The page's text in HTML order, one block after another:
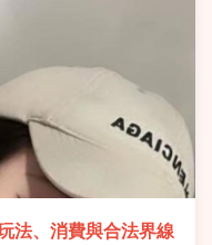
法、消費與合法界線